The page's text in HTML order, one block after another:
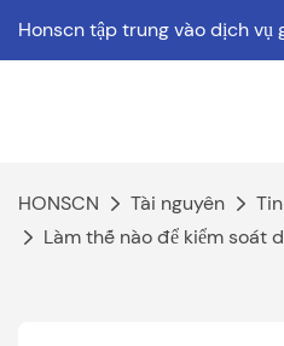
Honscn tập trung vào dịch vụ
HONSCN Tài nguyên
Làm thế nào để kiểm soát